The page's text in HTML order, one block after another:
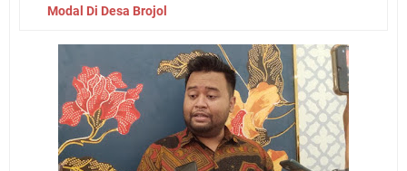
Modal Di Desa Brojol